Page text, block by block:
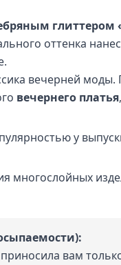
глиттером
оттенка
вечерней моды.
вечернего платья
у
многослойных
вам